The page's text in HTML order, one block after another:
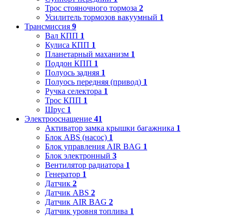
Трос стояночного тормоза 2
Усилитель тормозов вакуумный 1
Трансмиссия 9
Вал КПП 1
Кулиса КПП 1
Планетарный маханизм 1
Поддон КПП 1
Полуось задняя 1
Полуось передняя (привод) 1
Ручка селектора 1
Трос КПП 1
Шрус 1
Электрооснащение 41
Активатор замка крышки багажника 1
Блок ABS (насос) 1
Блок управления AIR BAG 1
Блок электронный 3
Вентилятор радиатора 1
Генератор 1
Датчик 2
Датчик ABS 2
Датчик AIR BAG 2
Датчик уровня топлива 1